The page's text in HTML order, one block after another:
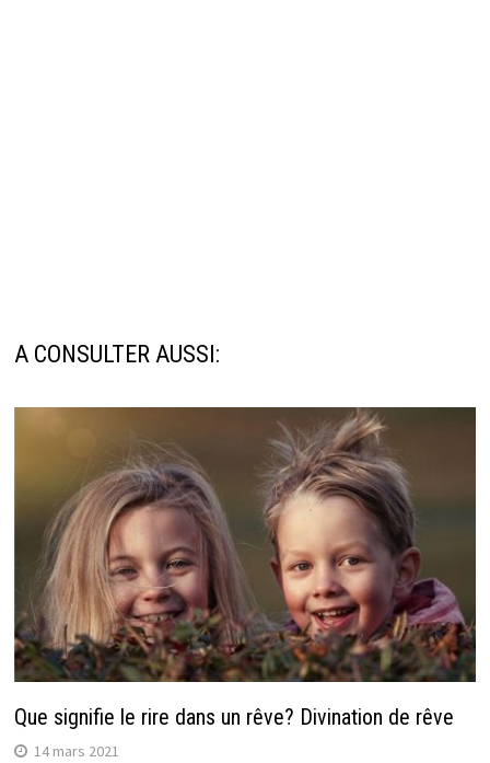
A CONSULTER AUSSI:
Que signifie le rire dans un rêve? Divination de rêve
14 mars 2021